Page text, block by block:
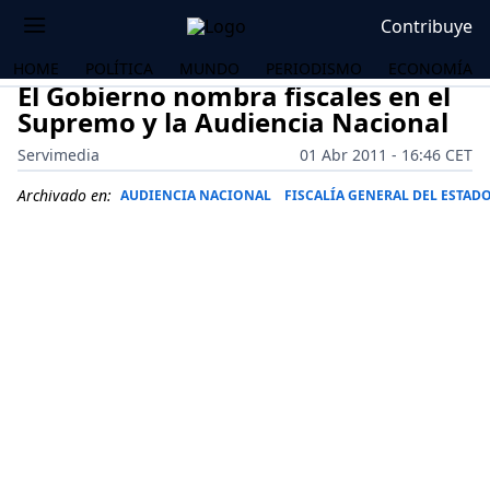
Contribuye
HOME POLÍTICA MUNDO PERIODISMO ECONOMÍA
El Gobierno nombra fiscales en el
Supremo y la Audiencia Nacional
Servimedia
01 Abr 2011 - 16:46 CET
Archivado en: AUDIENCIA NACIONAL FISCALÍA GENERAL DEL